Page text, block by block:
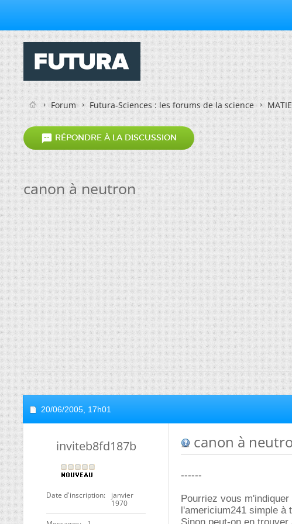
Forum Futura-Sciences : les forums de la science
 RÉPONDRE À LA DISCUSSION
canon à neutron
20/06/2005, 17h01
inviteb8fd187b
Date d'inscription
janvier
1970
canon à
------
Pourriez vous
l'americium241 simple à